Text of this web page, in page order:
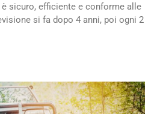
sicuro, efficiente e conforme alle
si fa dopo 4 anni, poi ogni 2